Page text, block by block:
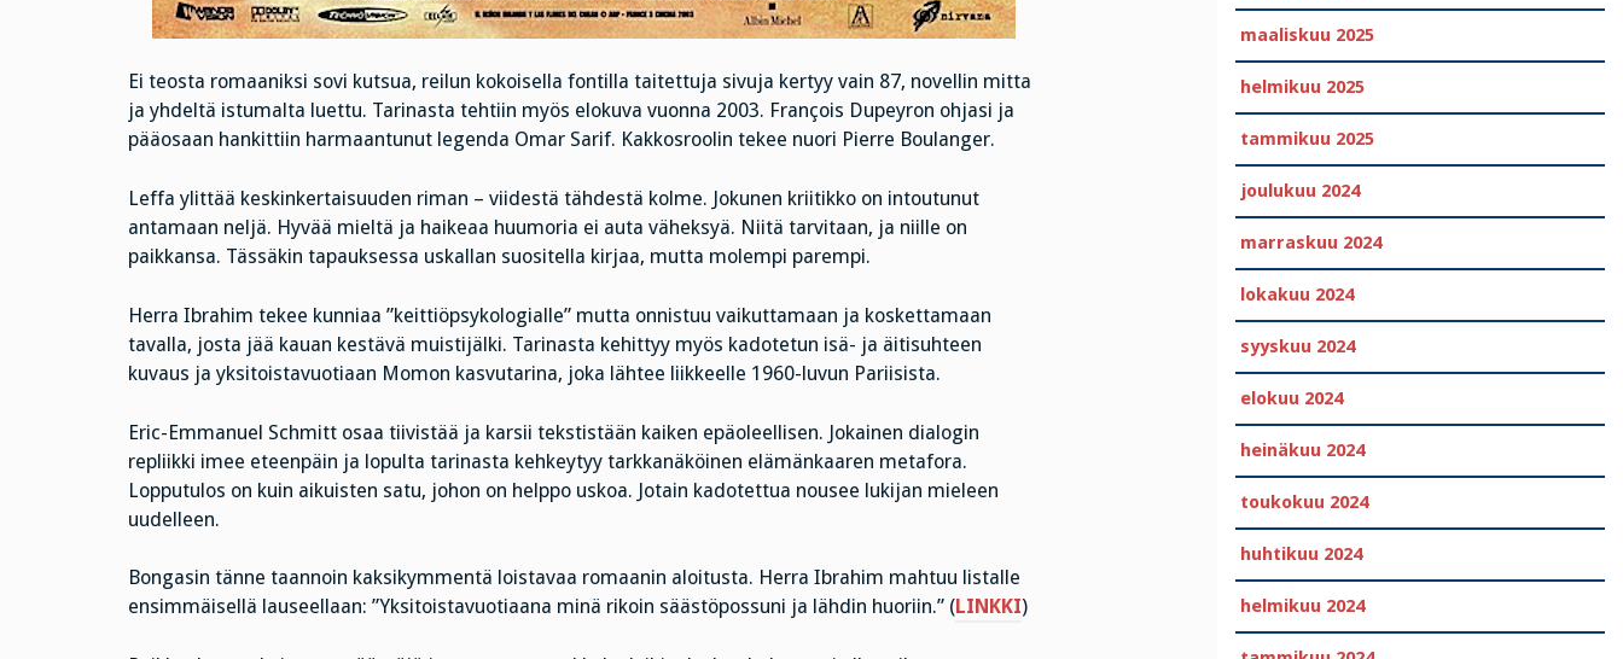
Ei teosta romaaniksi sovi kutsua, reilun kokoisella fontilla taitettuja sivuja kertyy vain 87, novellin mitta
ja yhdeltä istumalta luettu. Tarinasta tehtiin myös elokuva vuonna 2003. François Dupeyron ohjasi ja
pääosaan hankittiin harmaantunut legenda Omar Sarif. Kakkosroolin tekee nuori Pierre Boulanger.
Leffa ylittää keskinkertaisuuden riman – viidestä tähdestä kolme. Jokunen kriitikko on intoutunut
antamaan neljä. Hyvää mieltä ja haikeaa huumoria ei auta väheksyä. Niitä tarvitaan, ja niille on
paikkansa. Tässäkin tapauksessa uskallan suositella kirjaa, mutta molempi parempi.
Herra Ibrahim tekee kunniaa ”keittiöpsykologialle” mutta onnistuu vaikuttamaan ja koskettamaan
tavalla, josta jää kauan kestävä muistijälki. Tarinasta kehittyy myös kadotetun isä- ja äitisuhteen
kuvaus ja yksitoistavuotiaan Momon kasvutarina, joka lähtee liikkeelle 1960-luvun Pariisista.
Eric-Emmanuel Schmitt osaa tiivistää ja karsii tekstistään kaiken epäoleellisen. Jokainen dialogin
repliikki imee eteenpäin ja lopulta tarinasta kehkeytyy tarkkanäköinen elämänkaaren metafora.
Lopputulos on kuin aikuisten satu, johon on helppo uskoa. Jotain kadotettua nousee lukijan mieleen
uudelleen.
Bongasin tänne taannoin kaksikymmentä loistavaa romaanin aloitusta. Herra Ibrahim mahtuu listalle
ensimmäisellä lauseellaan: ”Yksitoistavuotiaana minä rikoin säästöpossuni ja lähdin huoriin.” (LINKKI)
maaliskuu 2025
helmikuu 2025
tammikuu 2025
joulukuu 2024
marraskuu 2024
lokakuu 2024
syyskuu 2024
elokuu 2024
heinäkuu 2024
toukokuu 2024
huhtikuu 2024
helmikuu 2024